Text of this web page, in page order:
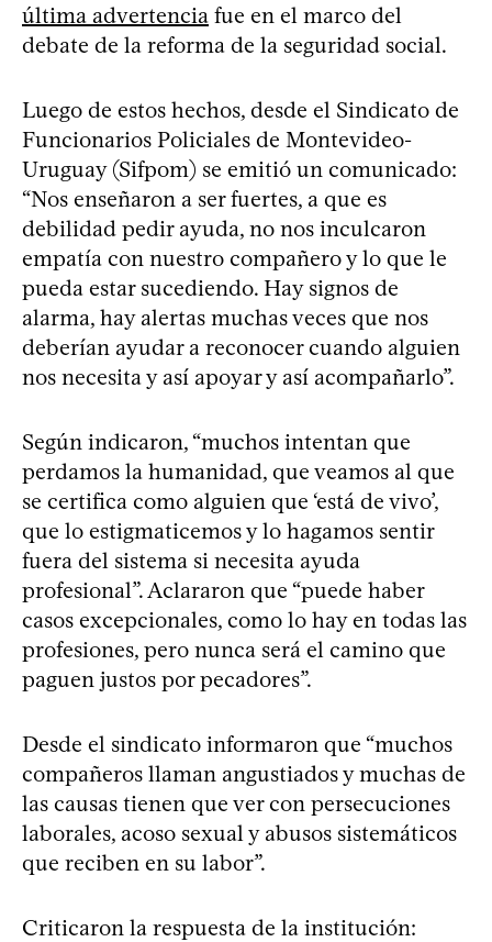
última advertencia fue en el marco del
debate de la reforma de la seguridad social.
Luego de estos hechos, desde el Sindicato de
Funcionarios Policiales de Montevideo-
Uruguay (Sifpom) se emitió un comunicado:
“Nos enseñaron a ser fuertes, a que es
debilidad pedir ayuda, no nos inculcaron
empatía con nuestro compañero y lo que le
pueda estar sucediendo. Hay signos de
alarma, hay alertas muchas veces que nos
deberían ayudar a reconocer cuando alguien
nos necesita y así apoyar y así acompañarlo”.
Según indicaron, “muchos intentan que
perdamos la humanidad, que veamos al que
se certifica como alguien que ‘está de vivo’,
que lo estigmaticemos y lo hagamos sentir
fuera del sistema si necesita ayuda
profesional”. Aclararon que “puede haber
casos excepcionales, como lo hay en todas las
profesiones, pero nunca será el camino que
paguen justos por pecadores”.
Desde el sindicato informaron que “muchos
compañeros llaman angustiados y muchas de
las causas tienen que ver con persecuciones
laborales, acoso sexual y abusos sistemáticos
que reciben en su labor”.
Criticaron la respuesta de la institución: